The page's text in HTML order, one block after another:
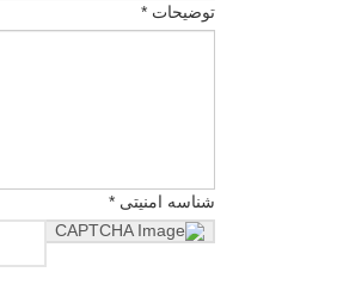
توضیحات *
شناسه امنیتی *